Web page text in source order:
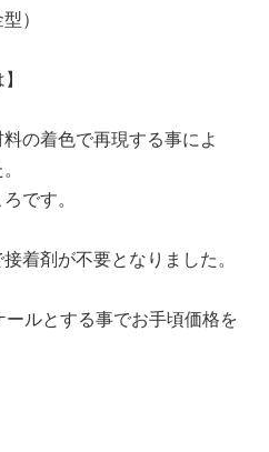
）
の着色で再現する事によ
です。
着剤が不要となりました。
ルとする事でお手頃価格を